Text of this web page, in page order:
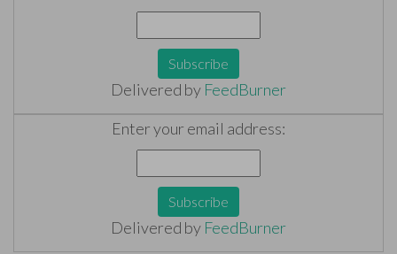
Delivered by FeedBurner
Enter your email address:
Delivered by FeedBurner